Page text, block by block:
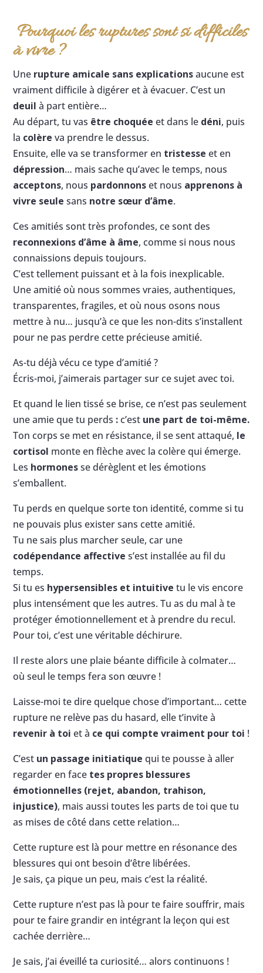
Pourquoi les ruptures sont si difficiles
à vivre ?
Une rupture amicale sans explicationsaucune est
vraiment difficile à digérer et à évacuer. C’est un
deuil à part entière…
Au départ, tu vas être choquée et dans le déni, puis
la colère va prendre le dessus.
Ensuite, elle va se transformer en tristesseet en
dépression… mais sache qu’avec le temps, nous
acceptons, nous pardonnonset nous apprenons à
vivre seule sans notre sœur d’âme.
Ces amitiés sont très profondes, ce sont des
reconnexions d’âme à âme, comme si nous nous
connaissions depuis toujours.
C’est tellement puissant et à la fois inexplicable.
Une amitié où nous sommes vraies, authentiques,
transparentes, fragiles, et où nous osons nous
mettre à nu… jusqu’à ce que les non-dits s’installent
pour ne pas perdre cette précieuse amitié.
As-tu déjà vécu ce type d’amitié ?
Écris-moi, j’aimerais partager sur ce sujet avec toi.
Et quand le lien tissé se brise, ce n’est pas seulement
une amie que tu perds :c’est une part de toi-même.
Ton corps se met en résistance, il se sent attaqué, le
cortisol monte en flèche avec la colère qui émerge.
Les hormonesse dérèglent et les émotions
s’emballent.
Tu perds en quelque sorte ton identité, comme si tu
ne pouvais plus exister sans cette amitié.
Tu ne sais plus marcher seule, car une
codépendance affective s’est installée au fil du
temps.
Si tu es hypersensibles et intuitive tu le vis encore
plus intensément que les autres. Tu as du mal à te
protéger émotionnellement et à prendre du recul.
Pour toi, c’est une véritable déchirure.
Il reste alors une plaie béante difficile à colmater…
où seul le temps fera son œuvre !
Laisse-moi te dire quelque chose d’important… cette
rupture ne relève pas du hasard, elle t’invite à
revenir à toi et à ce qui compte vraiment pour toi !
C’est un passage initiatique qui te pousse à aller
regarder en face tes propres blessures
émotionnelles (rejet, abandon, trahison,
injustice), mais aussi toutes les parts de toi que tu
as mises de côté dans cette relation…
Cette rupture est là pour mettre en résonance des
blessures qui ont besoin d’être libérées.
Je sais, ça pique un peu, mais c’est la réalité.
Cette rupture n’est pas là pour te faire souffrir, mais
pour te faire grandir en intégrant la leçon qui est
cachée derrière…
Je sais, j’ai éveillé ta curiosité… alors continuons !